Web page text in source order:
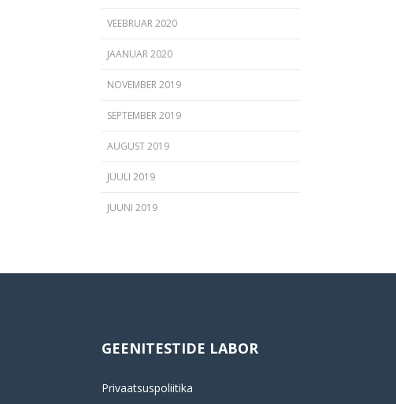
VEEBRUAR 2020
JAANUAR 2020
NOVEMBER 2019
SEPTEMBER 2019
AUGUST 2019
JUULI 2019
JUUNI 2019
GEENITESTIDE LABOR
Privaatsuspoliitika